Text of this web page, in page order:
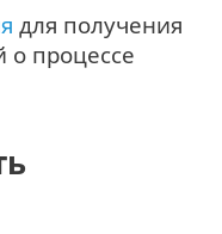
для получения
о процессе